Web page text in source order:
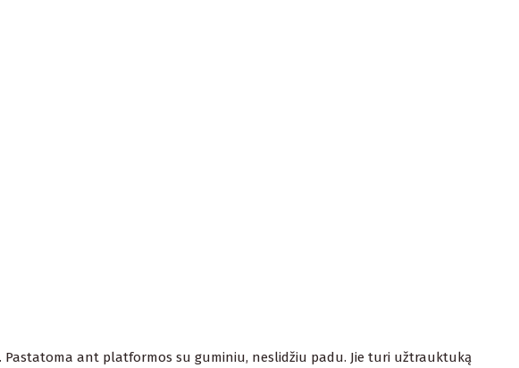
Pastatoma ant platformos su guminiu, neslidžiu padu. Jie turi užtrauktuką